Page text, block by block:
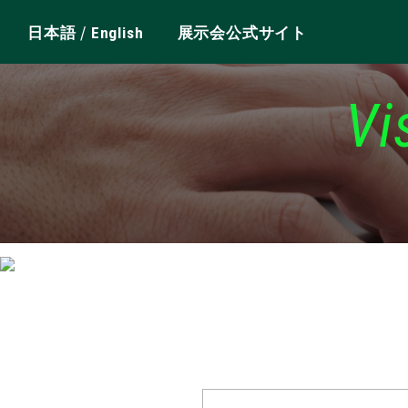
日本語/ English 展示会公式サイト